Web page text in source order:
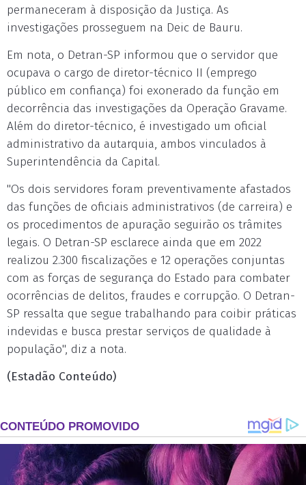
permaneceram à disposição da Justiça. As
investigações prosseguem na Deic de Bauru.
Em nota, o Detran-SP informou que o servidor que
ocupava o cargo de diretor-técnico II (emprego
público em confiança) foi exonerado da função em
decorrência das investigações da Operação Gravame.
Além do diretor-técnico, é investigado um oficial
administrativo da autarquia, ambos vinculados à
Superintendência da Capital.
"Os dois servidores foram preventivamente afastados
das funções de oficiais administrativos (de carreira) e
os procedimentos de apuração seguirão os trâmites
legais. O Detran-SP esclarece ainda que em 2022
realizou 2.300 fiscalizações e 12 operações conjuntas
com as forças de segurança do Estado para combater
ocorrências de delitos, fraudes e corrupção. O Detran-
SP ressalta que segue trabalhando para coibir práticas
indevidas e busca prestar serviços de qualidade à
população", diz a nota.
(Estadão Conteúdo)